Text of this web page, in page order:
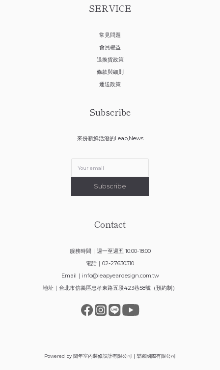
SERVICE
常見問題
會員權益
退換貨政策
條款與細則
運送政策
Subscribe
來份新鮮活潑的Leap,News
Subscribe
Contact
服務時間｜週一至週五 10:00-18:00
電話｜02-27630310
Email｜ info@leapyeardesign.com.tw
地址｜台北市信義區忠孝東路五段423巷58號（預約制）
Powered by 閏年室內裝修設計有限公司 | 樂躍國際有限公司